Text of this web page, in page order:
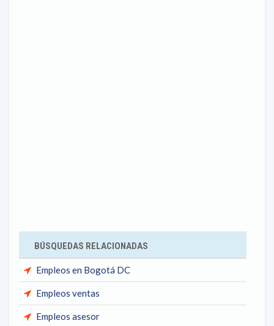
BÚSQUEDAS RELACIONADAS
Empleos en Bogotá DC
Empleos ventas
Empleos asesor